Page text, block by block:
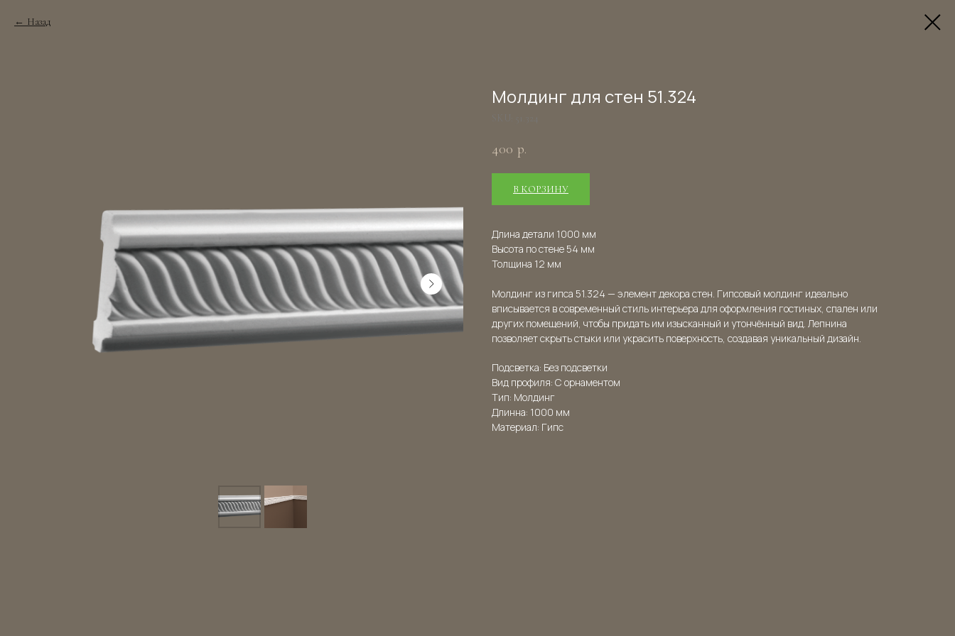
Назад
Молдинг для стен 51.324
400 р.
В КОРЗИНУ
Длина детали 1000 мм
Высота по стене 54 мм
Толщина 12 мм
Молдинг из гипса 51.324 — элемент декора стен. Гипсовый молдинг идеально
вписывается в современный стиль интерьера для оформления гостиных, спален или
других помещений, чтобы придать им изысканный и утончённый вид. Лепнина
позволяет скрыть стыки или украсить поверхность, создавая уникальный дизайн.
Подсветка: Без подсветки
Вид профиля: С орнаментом
Тип: Молдинг
Длинна: 1000 мм
Материал: Гипс